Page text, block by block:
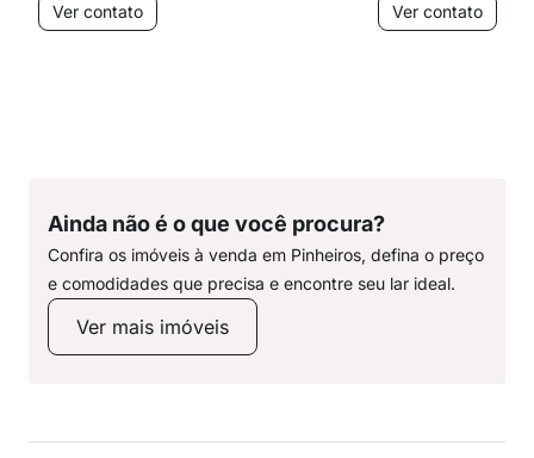
Ver contato
Ver contato
Ainda não é o que você procura?
Confira os imóveis à venda em Pinheiros, defina o preço
e comodidades que precisa e encontre seu lar ideal.
Ver mais imóveis